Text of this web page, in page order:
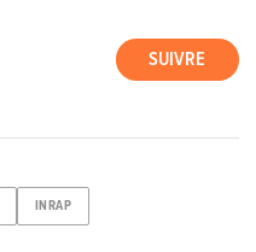
SUIVRE
INRAP